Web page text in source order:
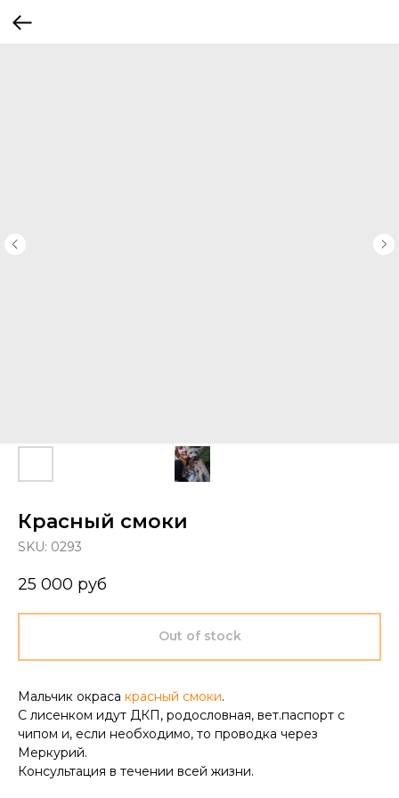
Красный смоки
SKU: 0293
25 000 руб
Out of stock
Мальчик окраса красный смоки.
С лисенком идут ДКП, родословная, вет.паспорт с
чипом и, если необходимо, то проводка через
Меркурий.
Консультация в течении всей жизни.